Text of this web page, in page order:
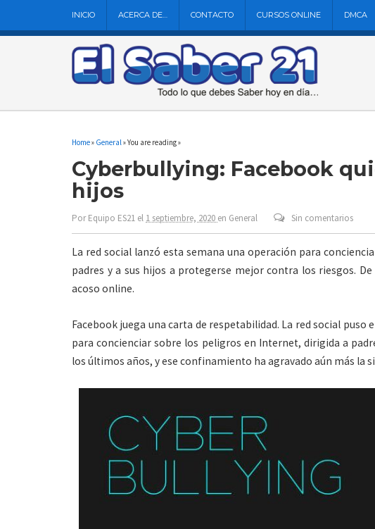
INICIO ACERCA DE… CONTACTO CURSOS ONLINE DMCA
Home» General» You are reading »
Cyberbullying: Facebook
hijos
PorEquipo ES21 el 1 septiembre, 2020 en General Sin comentarios
La red social lanzó esta semana una operación para
padres y a sus hijos a protegerse mejor contra los riesgos.
acoso online.
Facebook juega una carta de respetabilidad. La red social
para concienciar sobre los peligros en Internet, dirigida a
los últimos años, y ese confinamiento ha agravado aún más la